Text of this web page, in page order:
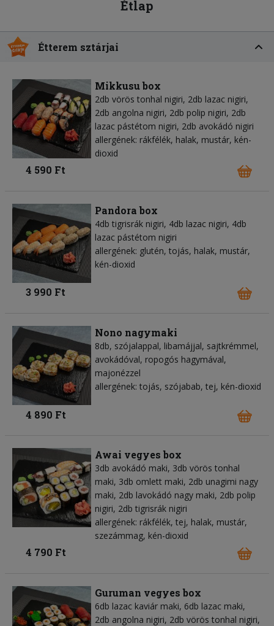
Étlap
Étterem sztárjai
Mikkusu box
2db vörös tonhal nigiri, 2db lazac nigiri,
2db angolna nigiri, 2db polip nigiri, 2db
lazac pástétom nigiri, 2db avokádó nigiri
allergének: rákfélék, halak, mustár, kén-
dioxid
4 590 Ft
Pandora box
4db tigrisrák nigiri, 4db lazac nigiri, 4db
lazac pástétom nigiri
allergének: glutén, tojás, halak, mustár,
kén-dioxid
3 990 Ft
Nono nagymaki
8db, szójalappal, libamájjal, sajtkrémmel,
avokádóval, ropogós hagymával,
majonézzel
allergének: tojás, szójabab, tej, kén-dioxid
4 890 Ft
Awai vegyes box
3db avokádó maki, 3db vörös tonhal
maki, 3db omlett maki, 2db unagimi nagy
maki, 2db lavokádó nagy maki, 2db polip
nigiri, 2db tigrisrák nigiri
allergének: rákfélék, tej, halak, mustár,
szezámmag, kén-dioxid
4 790 Ft
Guruman vegyes box
6db lazac kaviár maki, 6db lazac maki,
2db angolna nigiri, 2db vörös tonhal nigiri,